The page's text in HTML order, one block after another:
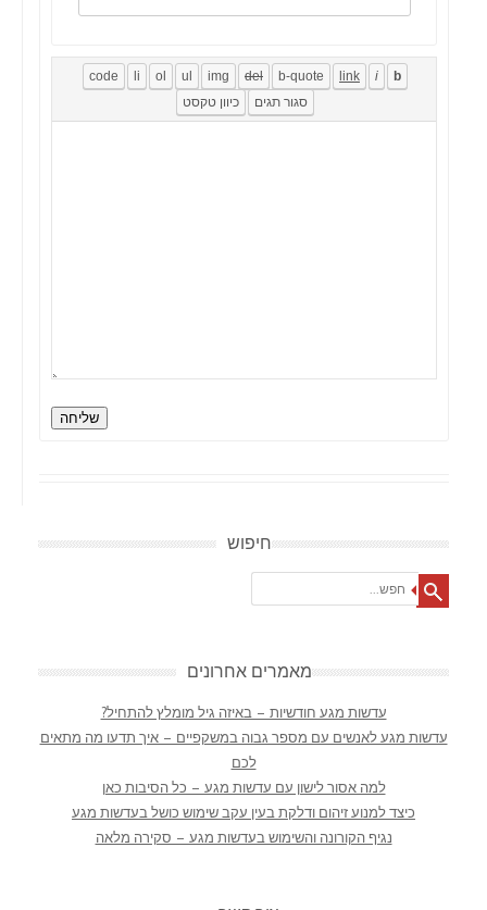
שליחה
חיפוש
מאמרים אחרונים
עדשות מגע חודשיות – באיזה גיל מומלץ להתחיל?
עדשות מגע לאנשים עם מספר גבוה במשקפיים – איך תדעו מה מתאים
לכם
למה אסור לישון עם עדשות מגע – כל הסיבות כאן
כיצד למנוע זיהום ודלקת בעין עקב שימוש כושל בעדשות מגע
נגיף הקורונה והשימוש בעדשות מגע – סקירה מלאה